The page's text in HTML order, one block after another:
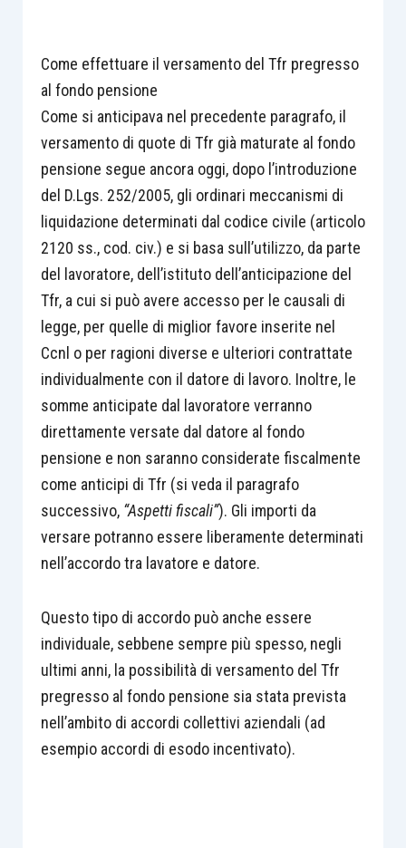
Come effettuare il versamento del Tfr pregresso
al fondo pensione
Come si anticipava nel precedente paragrafo, il
versamento di quote di Tfr già maturate al fondo
pensione segue ancora oggi, dopo l’introduzione
del D.Lgs. 252/2005, gli ordinari meccanismi di
liquidazione determinati dal codice civile (articolo
2120 ss., cod. civ.) e si basa sull’utilizzo, da parte
del lavoratore, dell’istituto dell’anticipazione del
Tfr, a cui si può avere accesso per le causali di
legge, per quelle di miglior favore inserite nel
Ccnl o per ragioni diverse e ulteriori contrattate
individualmente con il datore di lavoro. Inoltre, le
somme anticipate dal lavoratore verranno
direttamente versate dal datore al fondo
pensione e non saranno considerate fiscalmente
come anticipi di Tfr (si veda il paragrafo
successivo, “Aspetti fiscali”). Gli importi da
versare potranno essere liberamente determinati
nell’accordo tra lavatore e datore.
Questo tipo di accordo può anche essere
individuale, sebbene sempre più spesso, negli
ultimi anni, la possibilità di versamento del Tfr
pregresso al fondo pensione sia stata prevista
nell’ambito di accordi collettivi aziendali (ad
esempio accordi di esodo incentivato).